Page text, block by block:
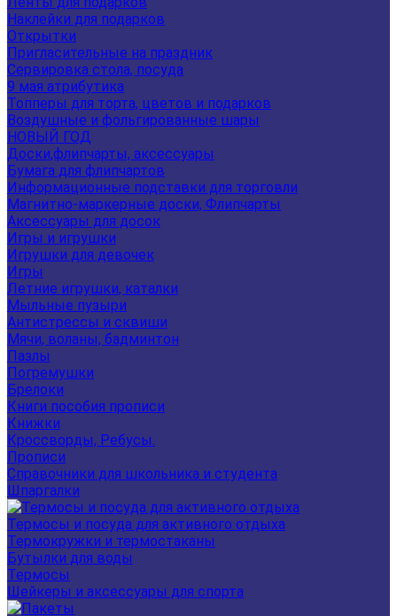
Наклейки для подарков
Открытки
Пригласительные на праздник
Сервировка стола, посуда
9 мая атрибутика
Топперы для торта, цветов и подарков
Воздушные и фольгированные шары
НОВЫЙ ГОД
Доски,флипчарты, аксессуары
Бумага для флипчартов
Информационные подставки для торговли
Магнитно-маркерные доски, Флипчарты
Аксессуары для досок
Игры и игрушки
Игрушки для девочек
Игры
Летние игрушки, каталки
Мыльные пузыри
Антистрессы и сквиши
Мячи, воланы, бадминтон
Пазлы
Погремушки
Брелоки
Книги пособия прописи
Книжки
Кроссворды, Ребусы.
Прописи
Справочники для школьника и студента
Шпаргалки
Термосы и посуда для активного отдыха
Термокружки и термостаканы
Бутылки для воды
Термосы
Шейкеры и аксессуары для спорта